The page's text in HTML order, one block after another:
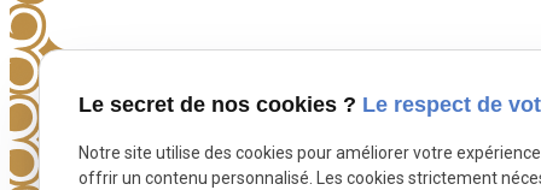
Pour nous joindre
phone01 88 24 23 46
Le secret de nos cookies ? Le respect de
Notre site utilise des cookies pour améliorer votre
offrir un contenu personnalisé. Les cookies strictement